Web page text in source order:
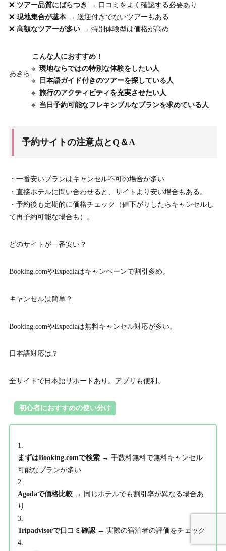
❌ ツアー品質にばらつき → 口コミをよく確認する必要あり
❌ 現地集合が基本→ 送迎付きでないツアーもある
❌ 高額なツアーが多い→ 特別体験型は価格が高め
あきら
こんな人におすすめ！
🔹 現地ならではの特別な体験をしたい人
🔹
日本語ガイド付きのツアーを探している人
🔹 旅行のアクティビティを充実させたい人
🔹 当日予約可能なフレキシブルなプランを求めている人
予約サイトの注意点とQ＆A
・一番安いプランはキャンセル不可の場合が多い
・直接ホテルに問い合わせると、サイトより安い場合もある。
・予約後も定期的に価格チェック（値下がりしたらキャンセルし
て再予約可能な場合も）。
どのサイトが一番安い？
Booking.comやExpediaはキャンペーンで割引多め。
キャンセルは簡単？
Booking.comやExpediaは無料キャンセル対応が多い。
日本語対応は？
全サイトで日本語サポートあり。アプリも便利。
初心者におすすめの使い分け
まずはBooking.comで検索→ 手数料無料で無料キャンセル
可能なプランが多い
Agodaで価格比較→ 同じホテルでも割引率が異なる場合あ
り
Tripadvisorで口コミ確認→ 実際の宿泊者の評価をチェック